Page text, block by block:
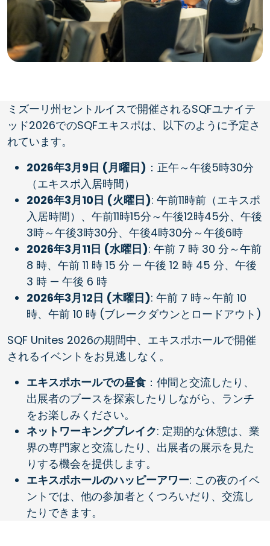
ミズーリ州セントルイスで開催されるSQFユナイテ
ッド2026でのSQFエキスポは、以下のように予定さ
れています。
2026年3月9日 (月曜日) ：正午～午後5時30分
（エキスポ入居時間）
2026年3月10日 (火曜日): 午前11時前（エキスポ
入居時間）、午前11時15分～午後12時45分、午後
3時～午後3時30分、午後4時30分～午後6時
2026年3月11日 (水曜日): 午前 7 時 30 分～午前
8 時、午前 11 時 15 分 — 午後 12 時 45 分、午後
3 時 — 午後 6 時
2026年3月12日 (木曜日): 午前 7 時～午前 10
時、午前 10 時 (ブレークダウンとロードアウト)
SQF Unites 2026の期間中、エキスポホールで開催
されるイベントをお見逃しなく。
エキスポホールでの昼食 ：仲間と交流したり、
出展者のブースを探索したりしながら、ランチ
をお楽しみください。
ネットワーキングブレイク: 定期的な休憩は、業
界の専門家と交流したり、出展者の展示を見た
りする機会を提供します。
エキスポホールのハッピーアワー: この夜のイベ
ントでは、他の参加者とくつろいだり、交流し
たりできます。